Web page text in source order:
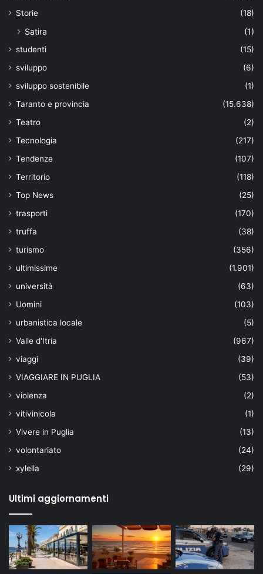
Storie
(18)
Satira (1)
studenti
(15)
sviluppo
(6)
sviluppo sostenibile
(1)
Taranto e provincia
(15.638)
Teatro
(2)
Tecnologia
(217)
Tendenze
(107)
Territorio
(118)
Top News
(25)
trasporti
(170)
truffa
(38)
turismo
(356)
ultimissime
(1.901)
università
(63)
Uomini
(103)
urbanistica locale
(5)
Valle d'Itria
(967)
viaggi
(39)
VIAGGIARE IN PUGLIA
(53)
violenza
(2)
vitivinicola
(1)
Vivere in Puglia
(13)
volontariato
(24)
xylella
(29)
Ultimi aggiornamenti